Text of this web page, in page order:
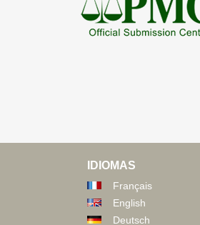
IDIOMAS
Français
English
Deutsch